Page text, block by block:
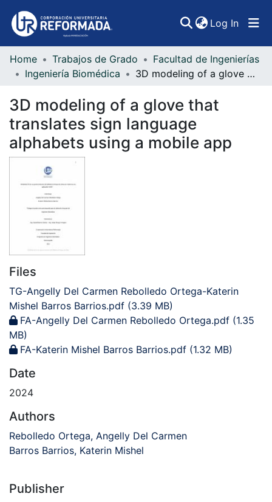
Log In
Communities & Collections
Statistics
Home Trabajos de Grado
Facultad de Ingenierías
Ingeniería Biomédica
3D modeling of a glove that translates sign language alphabets using a mobile app
3D modeling of a glove that
translates sign language
alphabets using a mobile app
Files
TG-Angelly Del Carmen Rebolledo Ortega-Katerin
Mishel Barros Barrios.pdf (3.39 MB)
FA-Angelly Del Carmen Rebolledo Ortega.pdf (1.35
MB)
FA-Katerin Mishel Barros Barrios.pdf (1.32 MB)
Date
2024
Authors
Rebolledo Ortega, Angelly Del Carmen
Barros Barrios, Katerin Mishel
Publisher